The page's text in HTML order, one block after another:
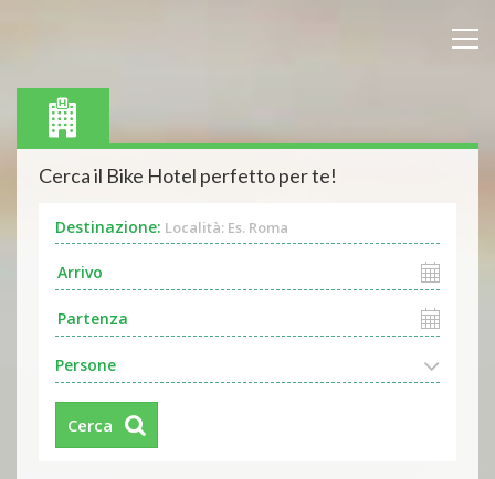
Cerca il Bike Hotel perfetto per te!
Destinazione: Località: Es. Roma
Persone
Cerca